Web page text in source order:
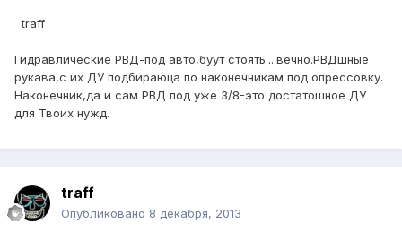
traff
Гидравлические РВД-под авто,буут стоять....вечно.РВДшные
рукава,с их ДУ подбираюца по наконечникам под опрессовку.
Наконечник,да и сам РВД под уже 3/8-это достатошное ДУ
для Твоих нужд.
traff
Опубликовано 8 декабря, 2013